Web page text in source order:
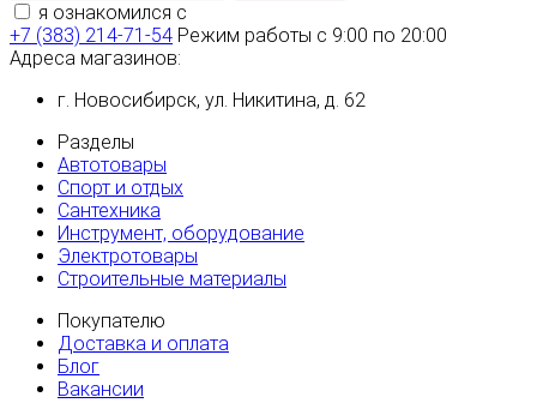
я ознакомился с
+7 (383) 214-71-54 Режим работы с 9:00 по 20:00
Адреса магазинов:
г. Новосибирск, ул. Никитина, д. 62
Разделы
Автотовары
Спорт и отдых
Сантехника
Инструмент, оборудование
Электротовары
Строительные материалы
Покупателю
Доставка и оплата
Блог
Вакансии